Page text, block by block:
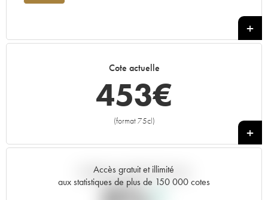
Cote actuelle
453€
(format 75cl)
+
Accès gratuit et illimité
aux statistiques de plus de 150 000 cotes
Tendance actuelle de la cote